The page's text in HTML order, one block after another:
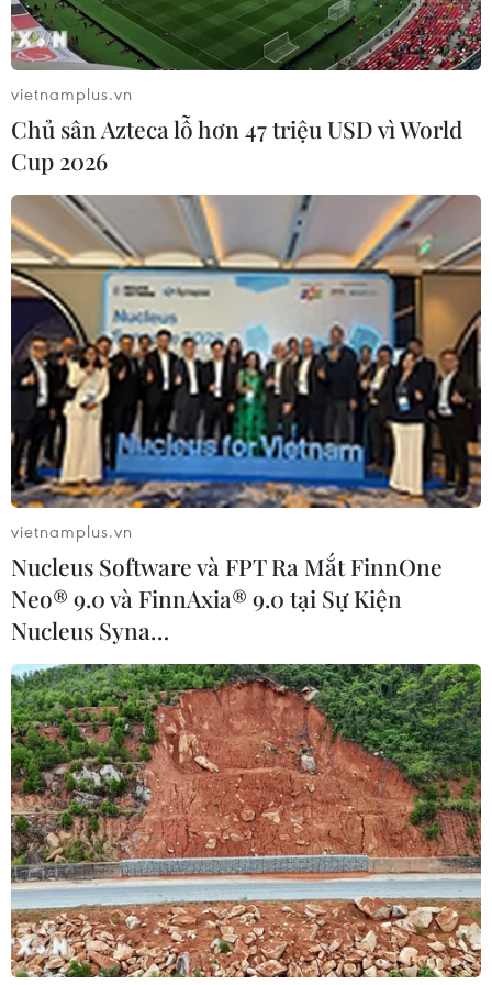
Hội hữu nghị Việt Nam-Đức: Cầu nối vững
chắc cho tình hữu nghị hai nước
23/05/2025 09:46
40 năm qua, Hội hữu nghị Việt Nam-Đức đã góp phần
tích cực thúc đẩy giao lưu văn hóa, giáo dục, khoa học-
kỹ thuật giữa nhân dân hai nước, tạo nên những giá trị
bền vững và lan tỏa mạnh mẽ.
Ngày Văn hóa Việt Nam tại Leipzig kỷ niệm
vietnamplus.vn
Chủ sân Azteca lỗ hơn 47 triệu USD vì World
Cup 2026
vietnamplus.vn
Nucleus Software và FPT Ra Mắt FinnOne
Neo® 9.0 và FinnAxia® 9.0 tại Sự Kiện
Nucleus Syna…